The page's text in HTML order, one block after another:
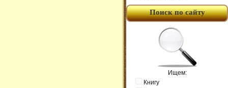
Поиск по сайту
Ищем:
Книгу